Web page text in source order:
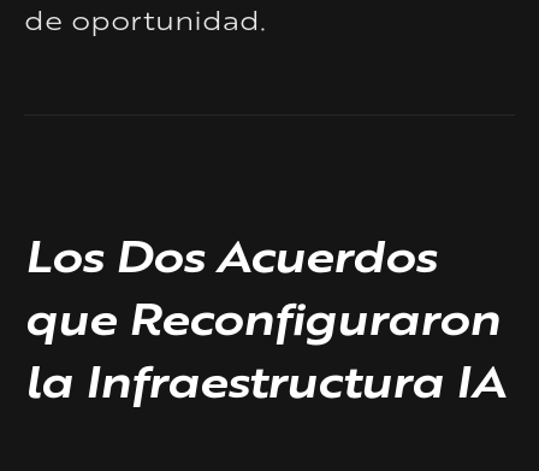
de oportunidad.
Los Dos Acuerdos
que Reconfiguraron
la Infraestructura IA